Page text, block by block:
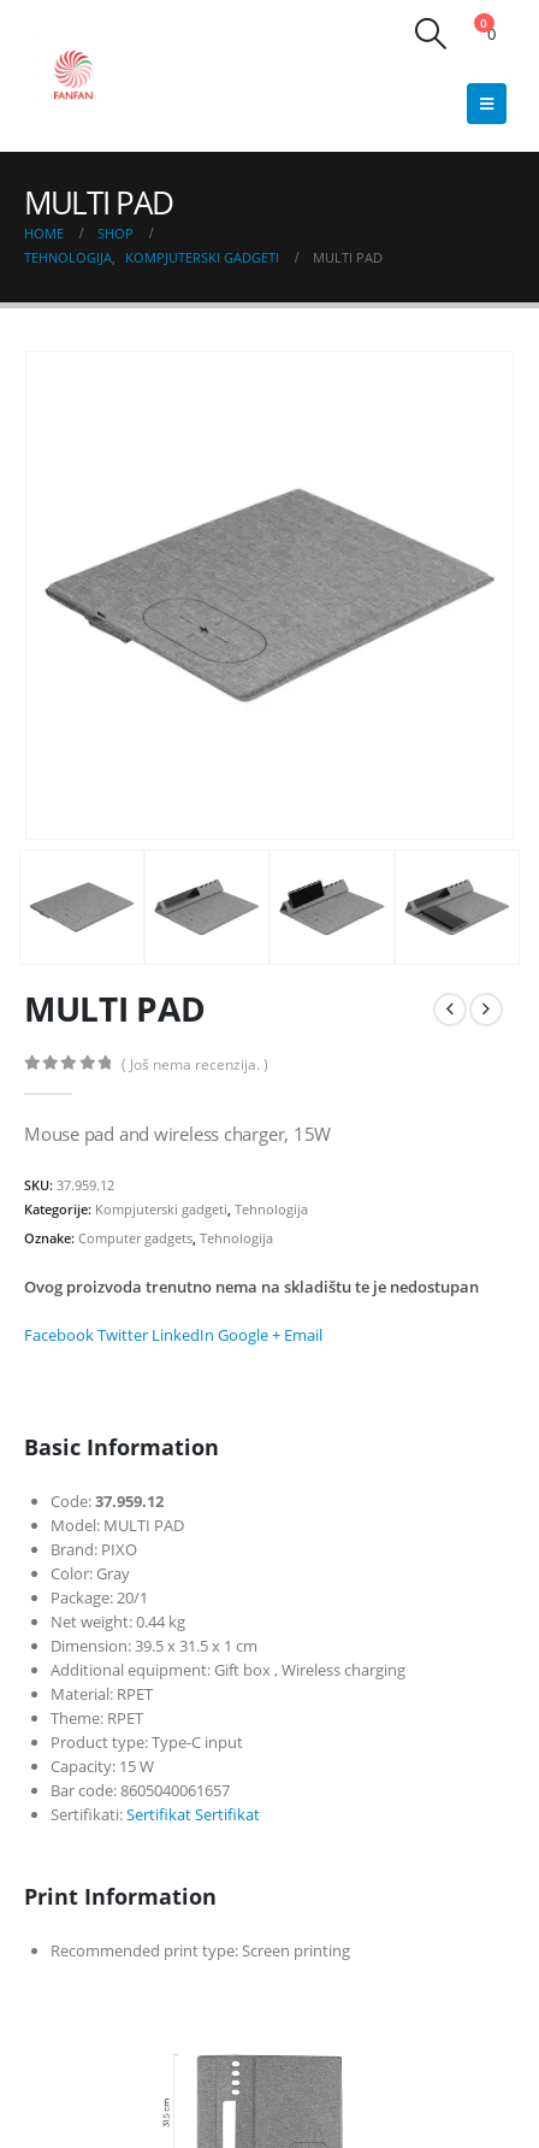
00
MULTI PAD
HOME
SHOP
TEHNOLOGIJA, KOMPJUTERSKI GADGETI MULTI PAD
MULTI PAD
( Još nema recenzija. )
Mouse pad and wireless charger, 15W
SKU: 37.959.12
Kategorije: Kompjuterski gadgeti, Tehnologija
Oznake: Computer gadgets, Tehnologija
Ovog proizvoda trenutno nema na skladištu te je nedostupan
FacebookTwitter LinkedIn Google + Email
Basic Information
Code:37.959.12
Model: MULTI PAD
Brand: PIXO
Color: Gray
Package: 20/1
Net weight: 0.44 kg
Dimension: 39.5 x 31.5 x 1 cm
Additional equipment: Gift box , Wireless charging
Material: RPET
Theme: RPET
Product type: Type-C input
Capacity: 15 W
Bar code: 8605040061657
Sertifikati:SertifikatSertifikat
Print Information
Recommended print type: Screen printing